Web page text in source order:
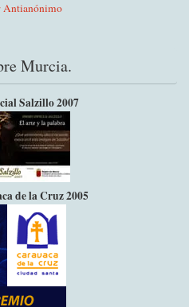
Antianónimo
Murcia.
Salzillo 2007
de la Cruz 2005